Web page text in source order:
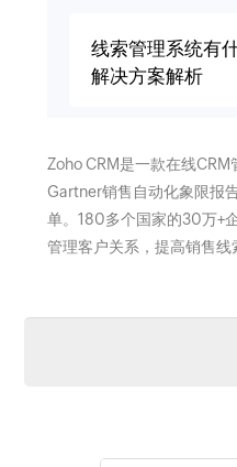
线索管理系统有
解决方案解析
Zoho CRM是一款在线
Gartner销售自动化象限报
单。180多个国家的30万+
管理客户关系，提高销售线